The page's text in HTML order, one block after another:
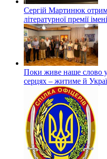
Сергій Мартинюк
літературної премії
Поки живе наше слово
серцях – житиме й